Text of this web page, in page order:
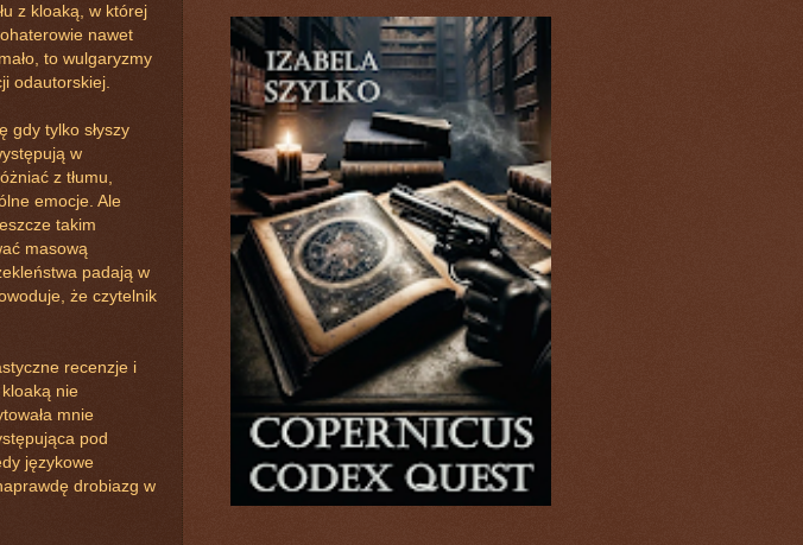
z kloaką, w której
nawet
to wulgaryzmy
odautorskiej.
gdy tylko słyszy
w
z tłumu,
emocje. Ale
takim
masową
padają w
że czytelnik
recenzje i
nie
mnie
pod
językowe
drobiazg w